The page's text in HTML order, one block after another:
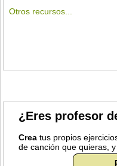
Otros recursos...
¿Eres profesor
Crea tus propios
de canción que quieras,